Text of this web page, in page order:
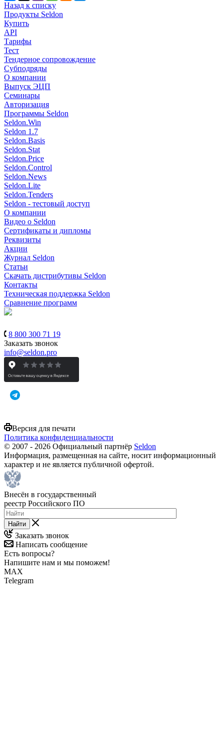
Назад к списку
Продукты Seldon
Купить
API
Тарифы
Тест
Тендерное сопровождение
Субподряды
О компании
Выпуск ЭЦП
Семинары
Авторизация
Программы Seldon
Seldon.Win
Seldon 1.7
Seldon.Basis
Seldon.Stat
Seldon.Price
Seldon.Control
Seldon.News
Seldon.Lite
Seldon.Tenders
Seldon - тестовый доступ
О компании
Видео о Seldon
Сертификаты и дипломы
Реквизиты
Акции
Журнал Seldon
Статьи
Скачать дистрибутивы Seldon
Контакты
Техническая поддержка Seldon
Сравнение программ
8 800 300 71 19
Заказать звонок
info@seldon.pro
Версия для печати
Политика конфиденциальности
© 2007 - 2026 Официальный партнёр Seldon
Информация, размещенная на сайте, носит информационный
характер и не является публичной офертой.
Внесён в государственный
реестр Российского ПО
Найти
Заказать звонок
Написать сообщение
Есть вопросы?
Напишите нам и мы поможем!
MAX
Telegram